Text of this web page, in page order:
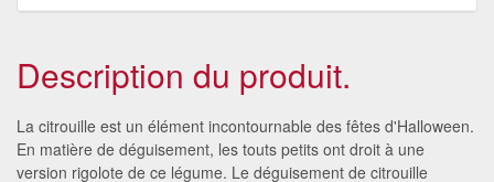
Description du produit.
La citrouille est un élément incontournable des fêtes d'Halloween.
En matière de déguisement, les touts petits ont droit à une
version rigolote de ce légume. Le déguisement de citrouille